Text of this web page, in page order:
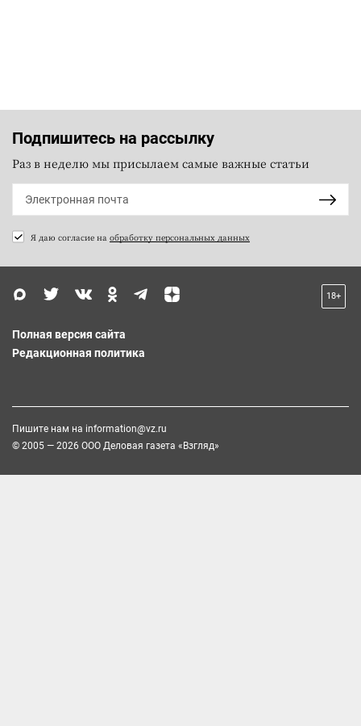
Подпишитесь на рассылку
Раз в неделю мы присылаем самые важные статьи
Я даю согласие на обработку персональных данных
18+
Полная версия сайта
Редакционная политика
Пишите нам на information@vz.ru
© 2005 — 2026 ООО Деловая газета «Взгляд»